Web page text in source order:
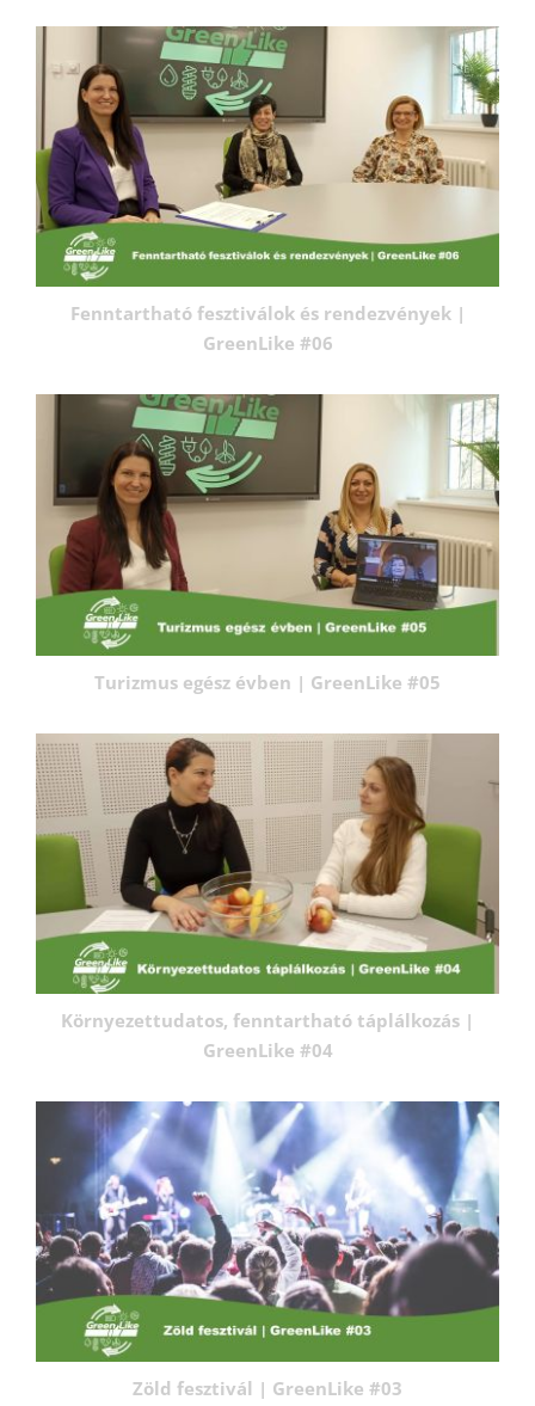
Fenntartható fesztiválok és rendezvények |
GreenLike #06
Turizmus egész évben | GreenLike #05
Környezettudatos, fenntartható táplálkozás |
GreenLike #04
Zöld fesztivál | GreenLike #03